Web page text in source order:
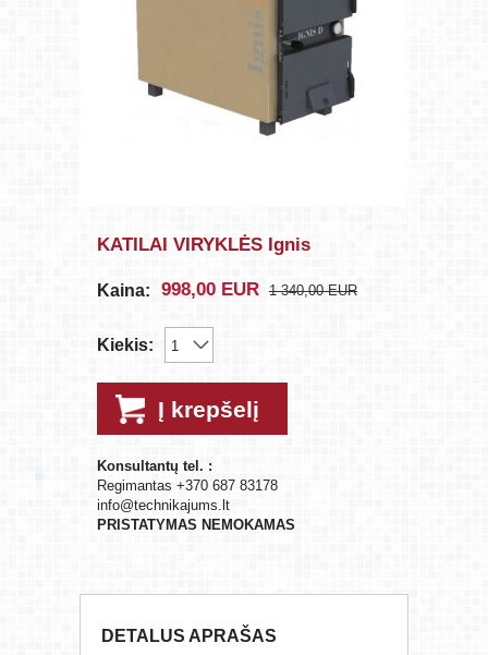
KATILAI VIRYKLĖS Ignis
Kaina: 998,00 EUR 1 340,00EUR
Kiekis:
Į krepšelį
Konsultantų tel. :
Regimantas +370 687 83178
info@technikajums.lt
PRISTATYMAS NEMOKAMAS
DETALUS APRAŠAS